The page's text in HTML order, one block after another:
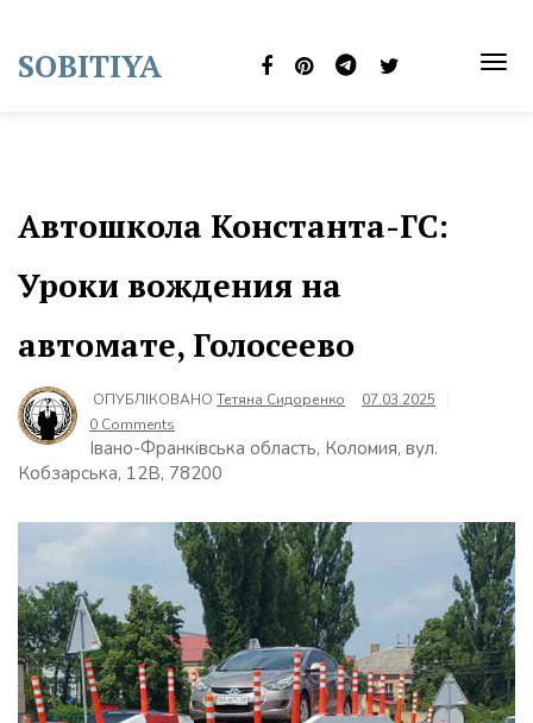
content
SOBITIYA
Автошкола Константа-ГС:
Уроки вождения на
автомате, Голосеево
ОПУБЛІКОВАНО Тетяна Сидоренко
07.03.2025
0 Comments
Івано-Франківська область, Коломия, вул.
Кобзарська, 12В, 78200